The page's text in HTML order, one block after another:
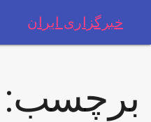
خبرگزاری ایران
برچسب: